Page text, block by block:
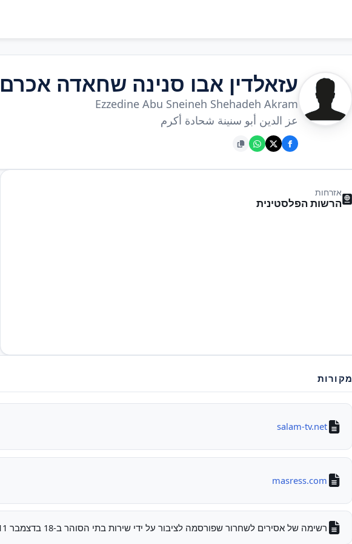
עזאלדין אבו סנינה שחאדה אכרם
Ezzedine Abu Sneineh Shehadeh Akram
عز الدين أبو سنينة شحادة أكرم
אזרחות
הרשות הפלסטינית
מקורות
salam-tv.net
masress.com
רשימה של אסירים לשחרור שפורסמה לציבור על ידי שירות בתי הסוהר ב-18 בדצמבר 2011.